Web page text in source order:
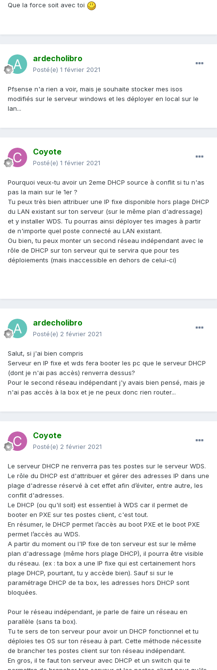
Que la force soit avec toi
ardecholibro
Posté(e) 1 février 2021
Pfsense n'a rien a voir, mais je souhaite stocker mes isos
modifiés sur le serveur windows et les déployer en local sur le
lan...
Coyote
Posté(e) 1 février 2021
Pourquoi veux-tu avoir un 2eme DHCP source à conflit si tu n'as
pas la main sur le 1er ?
Tu peux très bien attribuer une IP fixe disponible hors plage DHCP
du LAN existant sur ton serveur (sur le même plan d'adressage)
et y installer WDS. Tu pourras ainsi déployer tes images à partir
de n'importe quel poste connecté au LAN existant.
Ou bien, tu peux monter un second réseau indépendant avec le
rôle de DHCP sur ton serveur qui te servira que pour tes
déploiements (mais inaccessible en dehors de celui-ci)
ardecholibro
Posté(e) 2 février 2021
Salut, si j'ai bien compris
Serveur en IP fixe et wds fera booter les pc que le serveur DHCP
(dont je n'ai pas accès) renverra dessus?
Pour le second réseau indépendant j'y avais bien pensé, mais je
n'ai pas accès à la box et je ne peux donc rien router...
Coyote
Posté(e) 2 février 2021
Le serveur DHCP ne renverra pas tes postes sur le serveur WDS.
Le rôle du DHCP est d'attribuer et gérer des adresses IP dans une
plage d'adresse réservé à cet effet afin d’éviter, entre autre, les
conflit d'adresses.
Le DHCP (ou qu'il soit) est essentiel à WDS car il permet de
booter en PXE sur tes postes client, c'est tout.
En résumer, le DHCP permet l’accès au boot PXE et le boot PXE
permet l’accès au WDS.
A partir du moment ou l'IP fixe de ton serveur est sur le même
plan d'adressage (même hors plage DHCP), il pourra être visible
du réseau. (ex : ta box a une IP fixe qui est certainement hors
plage DHCP, pourtant, tu y accède bien). Sauf si sur le
paramétrage DHCP de ta box, les adresses hors DHCP sont
bloquées.
Pour le réseau indépendant, je parle de faire un réseau en
parallèle (sans ta box).
Tu te sers de ton serveur pour avoir un DHCP fonctionnel et tu
déploies tes OS sur ton réseau à part. Cette méthode nécessite
de brancher tes postes client sur ton réseau indépendant.
En gros, il te faut ton serveur avec DHCP et un switch qui te